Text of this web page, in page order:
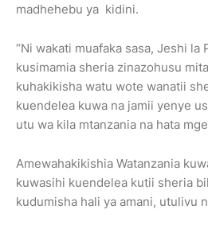
madhehebu ya kidini.
“Ni wakati muafaka sasa, Jeshi la
kusimamia sheria zinazohusu
kuhakikisha watu wote wanatii
kuendelea kuwa na jamii yenye
utu wa kila mtanzania na hata
Amewahakikishia Watanzania
kuwasihi kuendelea kutii sheria
kudumisha hali ya amani, utulivu